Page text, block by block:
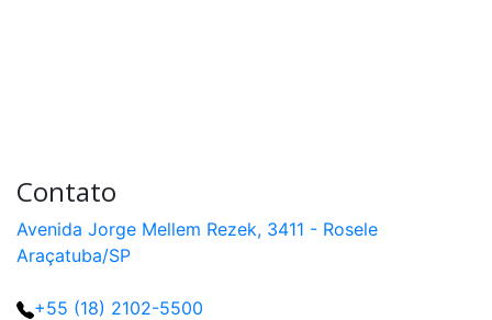
Contato
Avenida Jorge Mellem Rezek, 3411 - Rosele
Araçatuba/SP
+55 (18) 2102-5500